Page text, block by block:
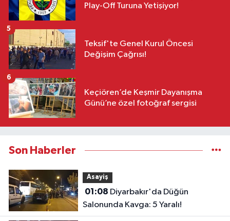
Play-Off Turuna Yetişiyor!
Teksif'te Genel Kurul Öncesi
Değişim Çağrısı!
5
Keçiören’de Keşmir Dayanışma
Günü’ne özel fotoğraf sergisi
6
Son Haberler
Asayiş
01:08
Salonunda Kavga: 5 Yaralı!